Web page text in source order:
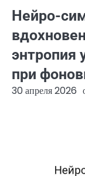
Нейро-
энтропия
при
30 апреля 2026